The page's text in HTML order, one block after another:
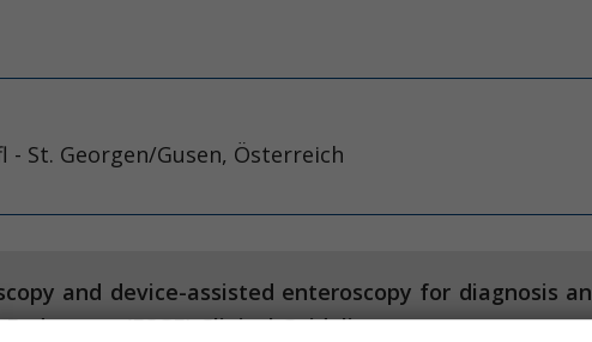
- St. Georgen/Gusen, Österreich
and device-assisted enteroscopy for diagnosis
(ESGE) Clinical Guideline.